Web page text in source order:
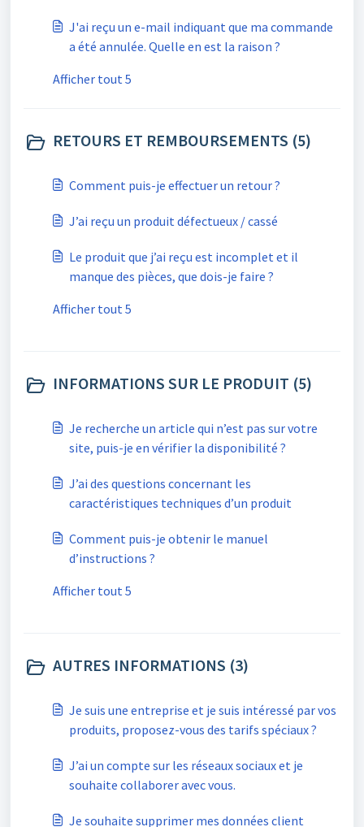
J'ai reçu un e-mail indiquant que ma commande
a été annulée. Quelle en est la raison ?
Afficher tout 5
RETOURS ET REMBOURSEMENTS (5)
Comment puis-je effectuer un retour ?
J’ai reçu un produit défectueux / cassé
Le produit que j’ai reçu est incomplet et il
manque des pièces, que dois-je faire ?
Afficher tout 5
INFORMATIONS SUR LE PRODUIT (5)
Je recherche un article qui n’est pas sur votre
site, puis-je en vérifier la disponibilité ?
J’ai des questions concernant les
caractéristiques techniques d’un produit
Comment puis-je obtenir le manuel
d’instructions ?
Afficher tout 5
AUTRES INFORMATIONS (3)
Je suis une entreprise et je suis intéressé par vos
produits, proposez-vous des tarifs spéciaux ?
J’ai un compte sur les réseaux sociaux et je
souhaite collaborer avec vous.
Je souhaite supprimer mes données client